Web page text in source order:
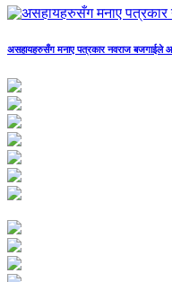
असहायहरुसँग मनाए पत्रकार नवराज बजगाईले